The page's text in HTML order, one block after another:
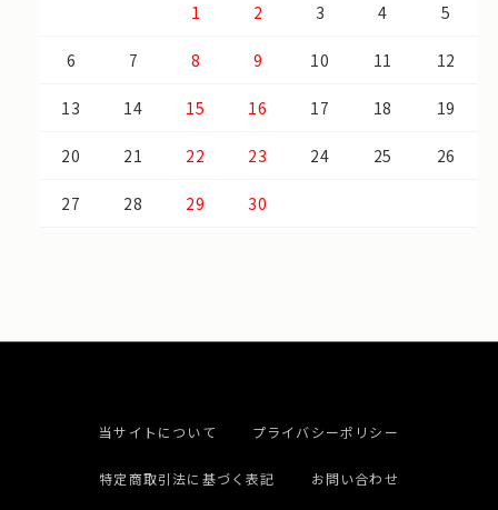
1 2 3 4 5
6 7 8 9 10 11 12
13 14 15 16 17 18 19
20 21 22 23 24 25 26
27 28 29 30
当サイトについて プライバシーポリシー
特定商取引法に基づく表記 お問い合わせ